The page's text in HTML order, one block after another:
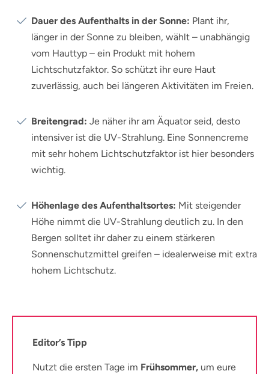
Dauer des Aufenthalts in der Sonne: Plant ihr,
länger in der Sonne zu bleiben, wählt – unabhängig
vom Hauttyp – ein Produkt mit hohem
Lichtschutzfaktor. So schützt ihr eure Haut
zuverlässig, auch bei längeren Aktivitäten im Freien.
Breitengrad: Je näher ihr am Äquator seid, desto
intensiver ist die UV-Strahlung. Eine Sonnencreme
mit sehr hohem Lichtschutzfaktor ist hier besonders
wichtig.
Höhenlage des Aufenthaltsortes: Mit steigender
Höhe nimmt die UV-Strahlung deutlich zu. In den
Bergen solltet ihr daher zu einem stärkeren
Sonnenschutzmittel greifen – idealerweise mit extra
hohem Lichtschutz.
Editor’s Tipp
Nutzt die ersten Tage im Frühsommer, um eure